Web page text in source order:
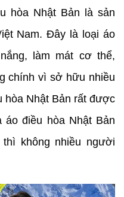
hòa Nhật Bản là sản
Nam. Đây là loại áo
làm mát cơ thể,
chính vì sở hữu nhiều
hòa Nhật Bản rất được
áo điều hòa Nhật Bản
không nhiều người